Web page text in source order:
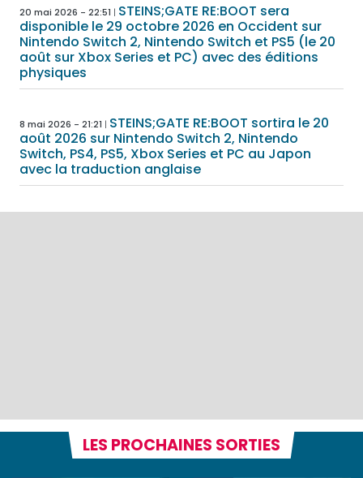
20 mai 2026 - 22:51
STEINS;GATE RE:BOOT sera
disponible le 29 octobre 2026 en Occident sur
Nintendo Switch 2, Nintendo Switch et PS5 (le 20
août sur Xbox Series et PC) avec des éditions
physiques
8 mai 2026 - 21:21
STEINS;GATE RE:BOOT sortira le 20
août 2026 sur Nintendo Switch 2, Nintendo
Switch, PS4, PS5, Xbox Series et PC au Japon
avec la traduction anglaise
LES PROCHAINES SORTIES